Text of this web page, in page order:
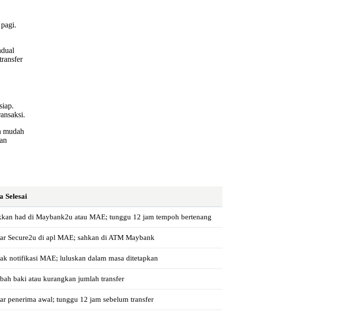
mudah
Selesai
had di Maybank2u atau MAE; tunggu 12 jam tempoh bertenang
Secure2u di apl MAE; sahkan di ATM Maybank
notifikasi MAE; luluskan dalam masa ditetapkan
baki atau kurangkan jumlah transfer
penerima awal; tunggu 12 jam sebelum transfer